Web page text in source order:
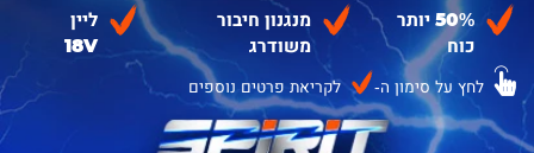
50% יותר
כוח
מנגנון חיבור
משודרג
ליין
18V
לחץ על סימון ה- לקריאת פרטים נוספים